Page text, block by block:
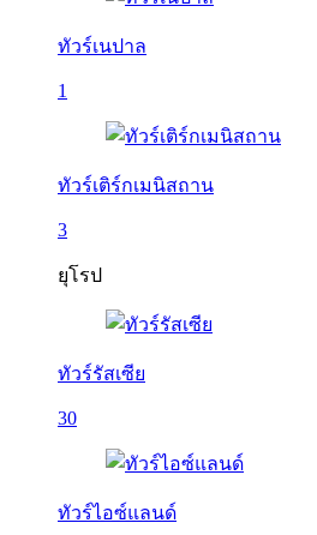
ทัวร์เนปาล
1
ทัวร์เติร์กเมนิสถาน
3
ยุโรป
ทัวร์รัสเซีย
30
ทัวร์ไอซ์แลนด์